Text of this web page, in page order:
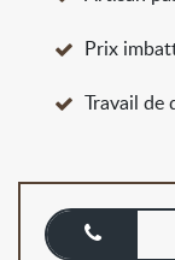
Prix
Travail de